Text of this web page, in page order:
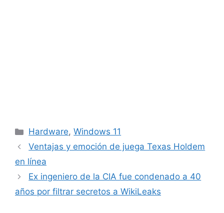
Categorías
Hardware,Windows 11
Ventajas y emoción de juega Texas Holdem
en línea
Ex ingeniero de la CIA fue condenado a 40
años por filtrar secretos a WikiLeaks